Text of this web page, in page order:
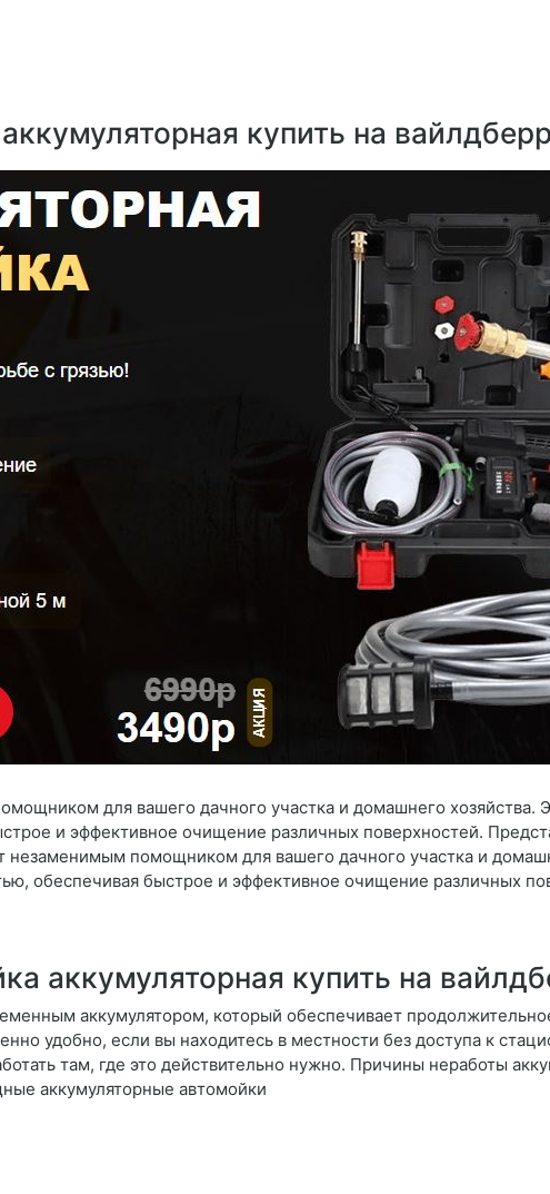
купить на
для вашего дачного участка и домашнего хозяйства.
и эффективное очищение различных поверхностей.
незаменимым помощником для вашего дачного участка и
обеспечивая быстрое и эффективное очищение различных
аккумуляторная купить на
аккумулятором, который обеспечивает
удобно, если вы находитесь в местности без доступа к
там, где это действительно нужно. Причины неработы
аккумуляторные автомойки